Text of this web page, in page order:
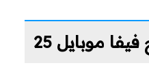
موبايل 25